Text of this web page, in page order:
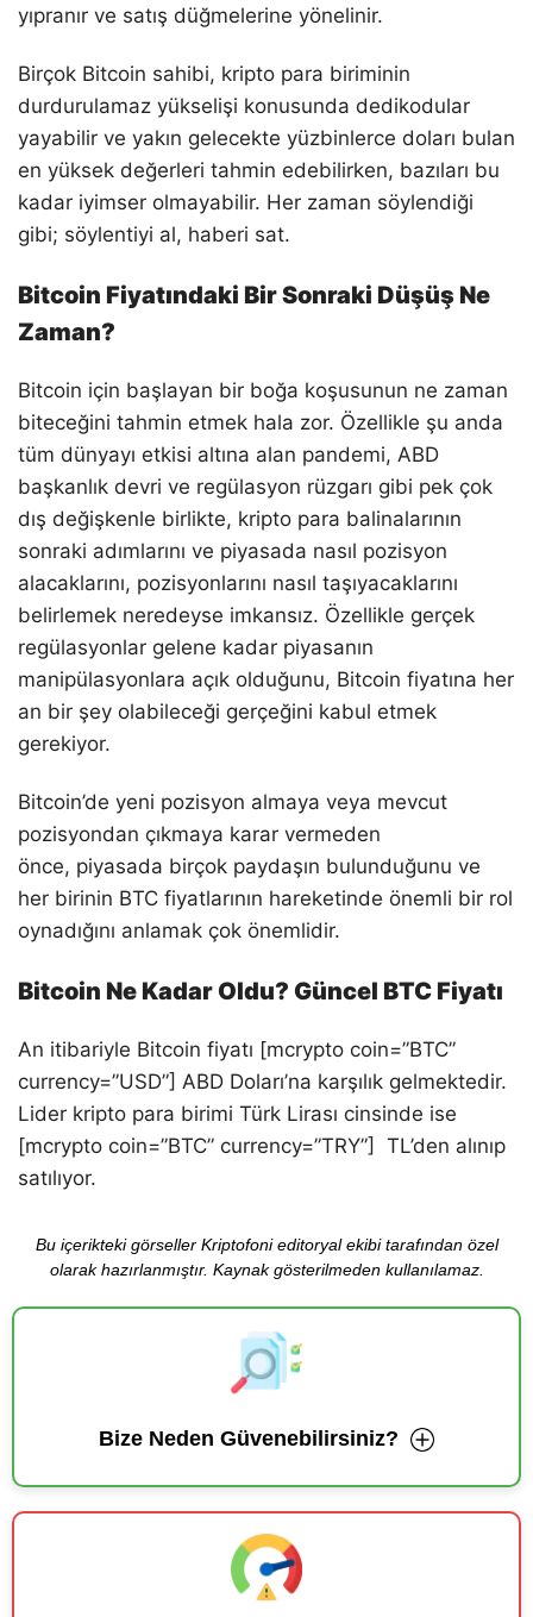
yıpranır ve satış düğmelerine yönelinir.
Birçok Bitcoin sahibi, kripto para biriminin
durdurulamaz yükselişi konusunda dedikodular
yayabilir ve yakın gelecekte yüzbinlerce doları bulan
en yüksek değerleri tahmin edebilirken, bazıları bu
kadar iyimser olmayabilir. Her zaman söylendiği
gibi; söylentiyi al, haberi sat.
Bitcoin Fiyatındaki Bir Sonraki Düşüş Ne
Zaman?
Bitcoin için başlayan bir boğa koşusunun ne zaman
biteceğini tahmin etmek hala zor. Özellikle şu anda
tüm dünyayı etkisi altına alan pandemi, ABD
başkanlık devri ve regülasyon rüzgarı gibi pek çok
dış değişkenle birlikte, kripto para balinalarının
sonraki adımlarını ve piyasada nasıl pozisyon
alacaklarını, pozisyonlarını nasıl taşıyacaklarını
belirlemek neredeyse imkansız. Özellikle gerçek
regülasyonlar gelene kadar piyasanın
manipülasyonlara açık olduğunu, Bitcoin fiyatına her
an bir şey olabileceği gerçeğini kabul etmek
gerekiyor.
Bitcoin’de yeni pozisyon almaya veya mevcut
pozisyondan çıkmaya karar vermeden
önce, piyasada birçok paydaşın bulunduğunu ve
her birinin BTC fiyatlarının hareketinde önemli bir rol
oynadığını anlamak çok önemlidir.
Bitcoin Ne Kadar Oldu? Güncel BTC Fiyatı
An itibariyle Bitcoin fiyatı [mcrypto coin=”BTC”
currency=”USD”] ABD Doları’na karşılık gelmektedir.
Lider kripto para birimi Türk Lirası cinsinde ise
[mcrypto coin=”BTC” currency=”TRY”] TL’den alınıp
satılıyor.
Bu içerikteki görseller Kriptofoni editoryal ekibi tarafından özel
olarak hazırlanmıştır. Kaynak gösterilmeden kullanılamaz.
Bize Neden Güvenebilirsiniz?